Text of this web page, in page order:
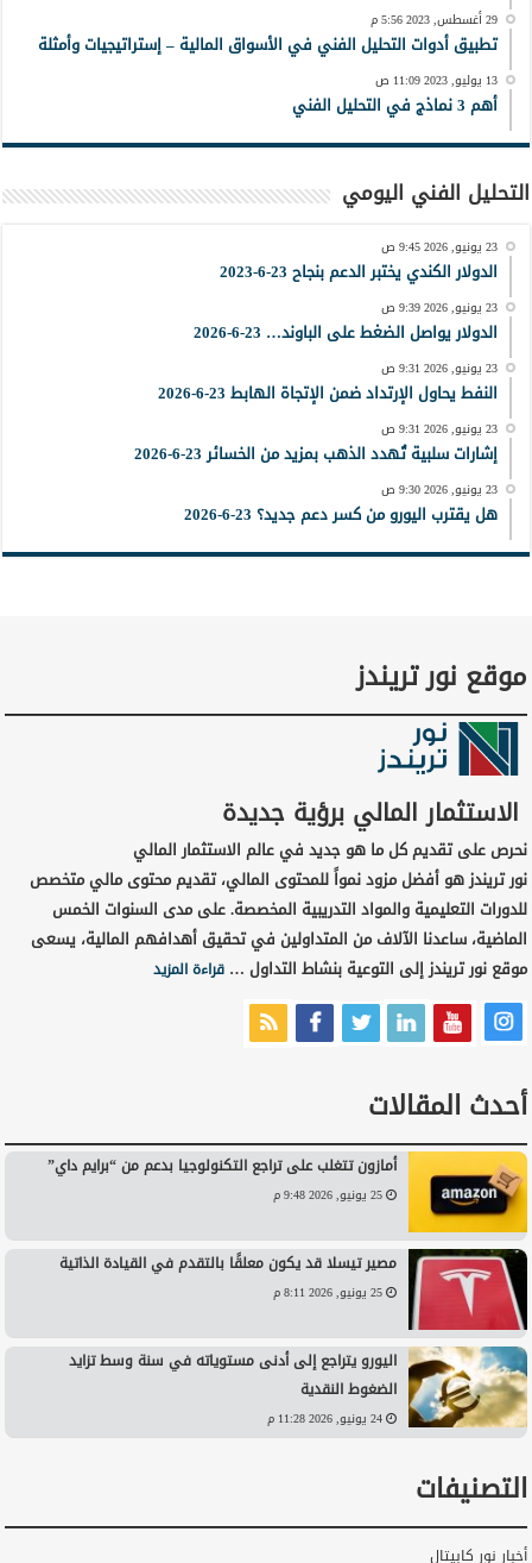
29 أغسطس, 2023 5:56 م
تطبيق أدوات التحليل الفني في الأسواق المالية – إستراتيجيات وأمثلة
13 يوليو, 2023 11:09 ص
أهم 3 نماذج في التحليل الفني
التحليل الفني اليومي
23 يونيو, 2026 9:45 ص
الدولار الكندي يختبر الدعم بنجاح 23-6-2023
23 يونيو, 2026 9:39 ص
الدولار يواصل الضغط على الباوند… 23-6-2026
23 يونيو, 2026 9:31 ص
النفط يحاول الإرتداد ضمن الإتجاة الهابط 23-6-2026
23 يونيو, 2026 9:31 ص
إشارات سلبية تُهدد الذهب بمزيد من الخسائر 23-6-2026
23 يونيو, 2026 9:30 ص
هل يقترب اليورو من كسر دعم جديد؟ 23-6-2026
موقع نور تريندز
الاستثمار المالي برؤية جديدة
نحرص على تقديم كل ما هو جديد في عالم الاستثمار المالي
نور تريندز هو أفضل مزود نمواً للمحتوى المالي، تقديم محتوى مالي متخصص
للدورات التعليمية والمواد التدريبية المخصصة. على مدى السنوات الخمس
الماضية، ساعدنا الآلاف من المتداولين في تحقيق أهدافهم المالية، يسعى
موقع نور تريندز إلى التوعية بنشاط التداول …قراءة المزيد
أحدث المقالات
أمازون تتغلب على تراجع التكنولوجيا بدعم من “برايم داي”
25 يونيو, 2026 9:48 م
مصير تيسلا قد يكون معلقًا بالتقدم في القيادة الذاتية
25 يونيو, 2026 8:11 م
اليورو يتراجع إلى أدنى مستوياته في سنة وسط تزايد
الضغوط النقدية
24 يونيو, 2026 11:28 م
التصنيفات
أخبار نور كابيتال